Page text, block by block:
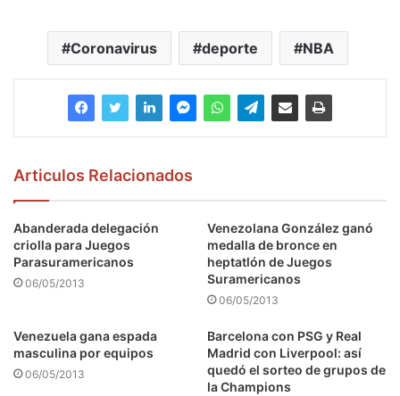
Coronavirus deporte NBA
Articulos Relacionados
Abanderada delegación
criolla para Juegos
Parasuramericanos
06/05/2013
Venezolana González ganó
medalla de bronce en
heptatlón de Juegos
Suramericanos
06/05/2013
Venezuela gana espada
masculina por equipos
06/05/2013
Barcelona con PSG y Real
Madrid con Liverpool: así
quedó el sorteo de grupos de
la Champions